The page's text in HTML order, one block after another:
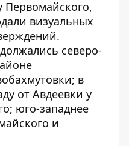
Первомайского,
визуальных
северо-
в
от Авдеевки у
юго-западнее
и